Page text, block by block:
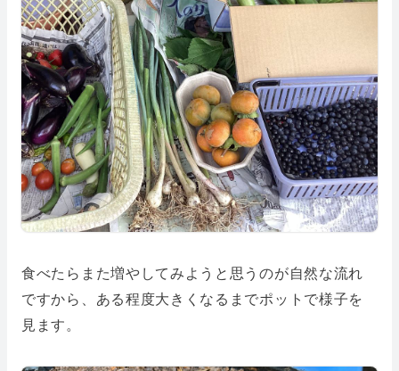
食べたらまた増やしてみようと思うのが自然な流れ
ですから、ある程度大きくなるまでポットで様子を
見ます。